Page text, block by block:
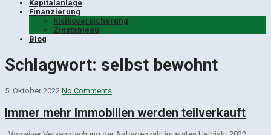
Kapitalanlage
Finanzierung
Risikoversicherung
Zinstableau
Blog
Schlagwort: selbst bewohnt
5. Oktober 2022 No Comments
Immer mehr Immobilien werden teilverkauft